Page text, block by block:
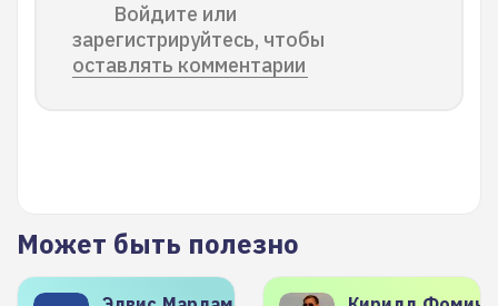
Войдите или
зарегистрируйтесь, чтобы
оставлять комментарии
Может быть полезно